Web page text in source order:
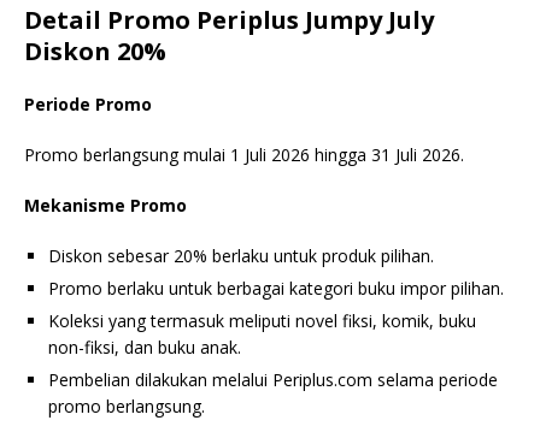
Detail Promo Periplus Jumpy July
Diskon 20%
Periode Promo
Promo berlangsung mulai 1 Juli 2026 hingga 31 Juli 2026.
Mekanisme Promo
Diskon sebesar 20% berlaku untuk produk pilihan.
Promo berlaku untuk berbagai kategori buku impor pilihan.
Koleksi yang termasuk meliputi novel fiksi, komik, buku
non-fiksi, dan buku anak.
Pembelian dilakukan melalui Periplus.com selama periode
promo berlangsung.